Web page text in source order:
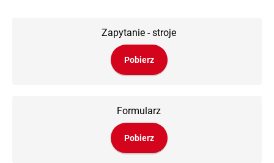
Zapytanie - stroje
Pobierz
Formularz
Pobierz